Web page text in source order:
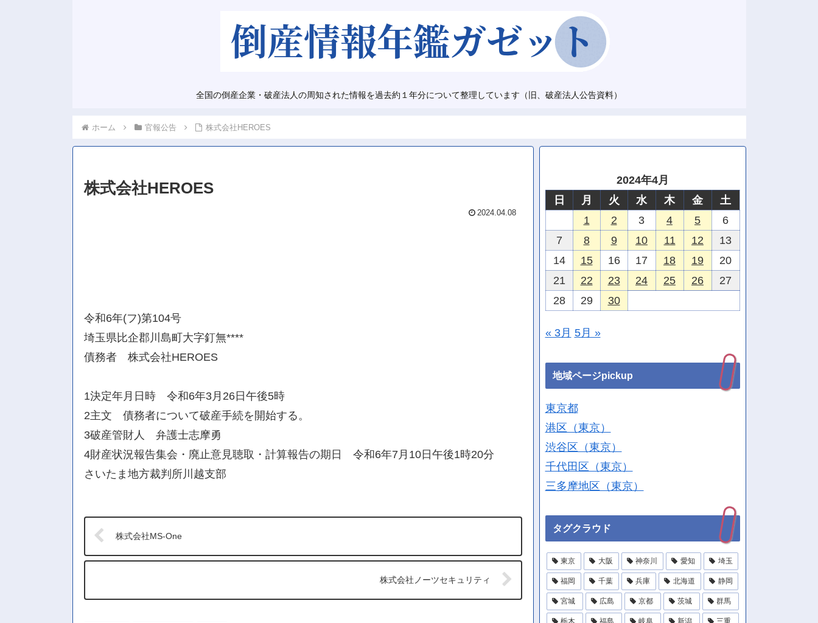
全国の倒産企業・破産法人の周知された情報を過去約１年分について整理しています（旧、破産法人公告資料）
ホーム 官報公告 株式会社HEROES
株式会社HEROES
2024.04.08
令和6年(フ)第104号
埼玉県比企郡川島町大字釘無****
債務者 株式会社HEROES
1決定年月日時 令和6年3月26日午後5時
2主文 債務者について破産手続を開始する。
3破産管財人 弁護士志摩勇
4財産状況報告集会・廃止意見聴取・計算報告の期日 令和6年7月10日午後1時20分
さいたま地方裁判所川越支部
株式会社MS-One
株式会社ノーツセキュリティ
2024年4月
日
月 火 水 木 金
土
1
2 3 4 5
6
7
8 9 10 11 12
13
14
15 16 17 18 19
20
21
22 23 24 25 26
27
28
29 30
« 3月 5月 »
地域ページpickup
東京都
港区（東京）
渋谷区（東京）
千代田区（東京）
三多摩地区（東京）
タグクラウド
東京 大阪 神奈川 愛知 埼玉
福岡 千葉 兵庫 北海道 静岡
宮城 広島 京都 茨城 群馬
栃木 福島 岐阜 新潟 三重